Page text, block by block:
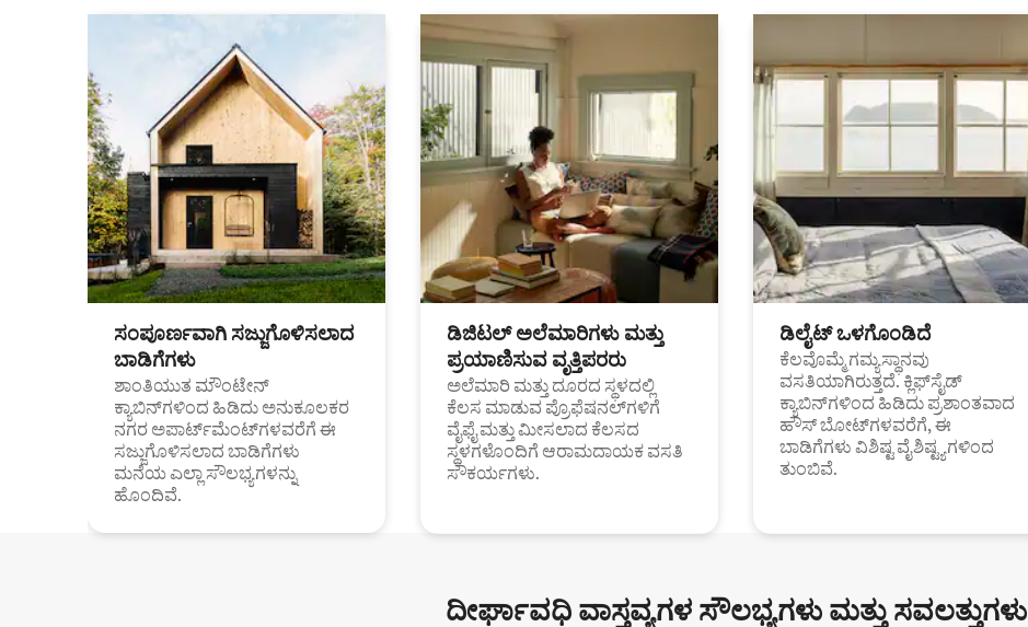
ಸಂಪೂರ್ಣವಾಗಿ ಸಜ್ಜುಗೊಳಿಸಲಾದ
ಬಾಡಿಗೆಗಳು
ಶಾಂತಿಯುತ ಮೌಂಟೇನ್
ಕ್ಯಾಬಿನ್‌ಗಳಿಂದ ಹಿಡಿದು ಅನುಕೂಲಕರ
ನಗರ ಅಪಾರ್ಟ್‌ಮೆಂಟ್‌ಗಳವರೆಗೆ ಈ
ಸಜ್ಜುಗೊಳಿಸಲಾದ ಬಾಡಿಗೆಗಳು
ಮನೆಯ ಎಲ್ಲಾ ಸೌಲಭ್ಯಗಳನ್ನು
ಹೊಂದಿವೆ.
ಡಿಜಿಟಲ್ ಅಲೆಮಾರಿಗಳು ಮತ್ತು
ಪ್ರಯಾಣಿಸುವ ವೃತ್ತಿಪರರು
ಅಲೆಮಾರಿ ಮತ್ತು ದೂರದ ಸ್ಥಳದಲ್ಲಿ
ಕೆಲಸ ಮಾಡುವ ಪ್ರೊಫೆಷನಲ್‌ಗಳಿಗೆ
ವೈಫೈ ಮತ್ತು ಮೀಸಲಾದ ಕೆಲಸದ
ಸ್ಥಳಗಳೊಂದಿಗೆ ಆರಾಮದಾಯಕ ವಸತಿ
ಸೌಕರ್ಯಗಳು.
ಡಿಲೈಟ್ ಒಳಗೊಂಡಿದೆ
ಕೆಲವೊಮ್ಮೆ ಗಮ್ಯಸ್ಥಾನವು
ವಸತಿಯಾಗಿರುತ್ತದೆ. ಕ್ಲಿಫ್‌ಸೈಡ್
ಕ್ಯಾಬಿನ್‌ಗಳಿಂದ ಹಿಡಿದು ಪ್ರಶಾಂತವಾದ
ಹೌಸ್ ಬೋಟ್‌ಗಳವರೆಗೆ, ಈ
ಬಾಡಿಗೆಗಳು ವಿಶಿಷ್ಟ ವೈಶಿಷ್ಟ್ಯಗಳಿಂದ
ತುಂಬಿವೆ.
ದೀರ್ಘಾವಧಿ ವಾಸ್ತವ್ಯಗಳ ಸೌಲಭ್ಯಗಳು ಮತ್ತು ಸವಲತ್ತುಗಳು